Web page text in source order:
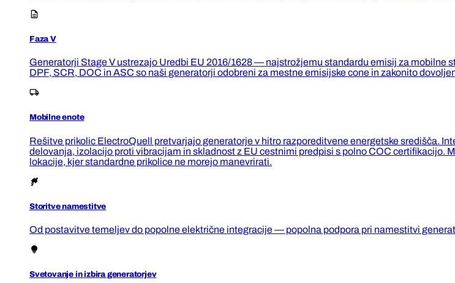
Faza V
Generatorji Stage V ustrezajo Uredbi EU 2016/1628 — najstrožjemu standardu emisij za mobilne
DPF, SCR, DOC in ASC so naši generatorji odobreni za mestne emisijske cone in zakonito
Mobilne enote
Rešitve prikolic ElectroQuell pretvarjajo generatorje v hitro razporeditvene energetske središča.
delovanja, izolacijo proti vibracijam in skladnost z EU cestnimi predpisi s polno COC
lokacije, kjer standardne prikolice ne morejo manevrirati.
Storitve namestitve
Od postavitve temeljev do popolne električne integracije — popolna podpora pri namestitvi
Svetovanje in izbira generatorjev